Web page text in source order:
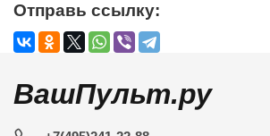
Отправь ссылку:
ВашПульт.ру